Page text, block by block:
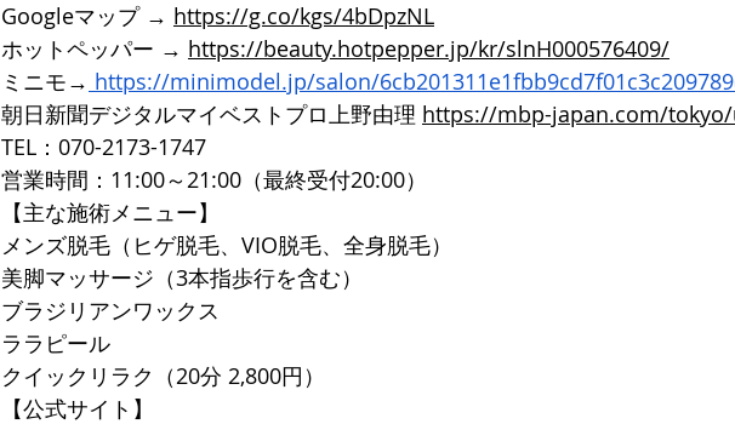
Googleマップ → https://g.co/kgs/4bDpzNL
ホットペッパー → https://beauty.hotpepper.jp/kr/slnH000576409/
ミニモ→ https://minimodel.jp/salon/
朝日新聞デジタルマイベストプロ上野由理 https://mbp-japan.com/
TEL：070-2173-1747
営業時間：11:00～21:00（最終受付20:00）
【主な施術メニュー】
メンズ脱毛（ヒゲ脱毛、VIO脱毛、全身脱毛）
美脚マッサージ（3本指歩行を含む）
ブラジリアンワックス
ララピール
クイックリラク（20分 2,800円）
【公式サイト】